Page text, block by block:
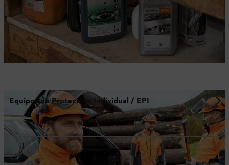
Equipos de Protección Individual / EPI